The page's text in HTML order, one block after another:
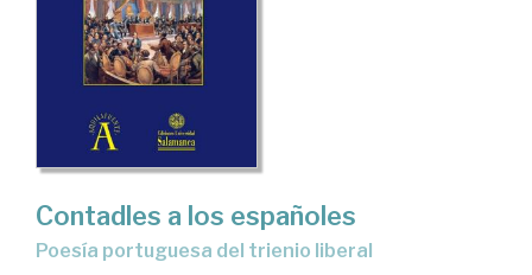
Contadles a los españoles
poesía portuguesa del trienio liberal